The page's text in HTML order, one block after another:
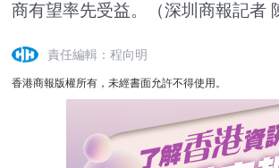
商有望率先受益。（深圳商報記者
責任編輯：程向明
香港商報版權所有，未經書面允許不得使用。